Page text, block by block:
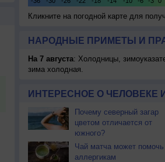
Кликните на погодной карте для
НАРОДНЫЕ ПРИМЕТЫ И
На 7 августа: Холодницы,
зима холодная.
ИНТЕРЕСНОЕ О ЧЕЛОВЕКЕ
Почему северный загар
цветом отличается от
южного?
Чай матча может помочь
аллергикам